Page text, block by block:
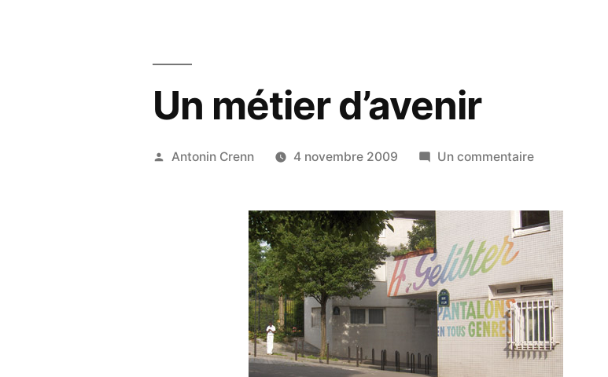
Un métier d’avenir
Publié
Antonin Crenn 4 novembre 2009 Un commentairesur
d’avenir